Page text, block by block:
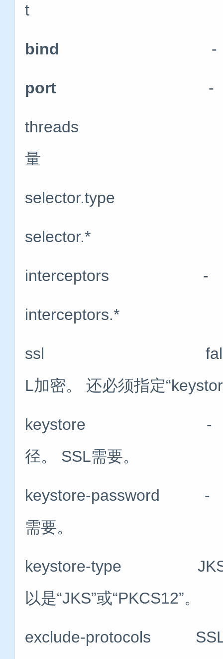
t
bind -
port -
threads 产生
量
selector.type
selector.*
interceptors - 空
interceptors.*
ssl false 将其
L加密。 还必须指定
keystore - 这是
径。 SSL需要。
keystore-password -
需要。
keystore-type JKS
以是“JKS”或“PKCS12”。
exclude-protocols